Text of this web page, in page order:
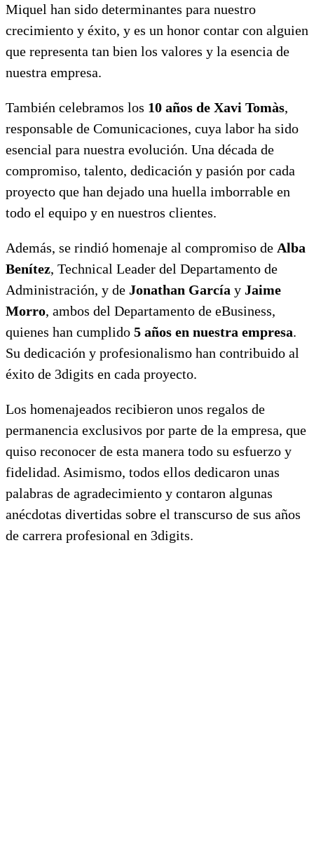
Miquel han sido determinantes para nuestro
crecimiento y éxito, y es un honor contar con alguien
que representa tan bien los valores y la esencia de
nuestra empresa.
También celebramos los 10 años de Xavi Tomàs,
responsable de Comunicaciones, cuya labor ha sido
esencial para nuestra evolución. Una década de
compromiso, talento, dedicación y pasión por cada
proyecto que han dejado una huella imborrable en
todo el equipo y en nuestros clientes.
Además, se rindió homenaje al compromiso de Alba
Benítez, Technical Leader del Departamento de
Administración, y de Jonathan García y Jaime
Morro, ambos del Departamento de eBusiness,
quienes han cumplido 5 años en nuestra empresa.
Su dedicación y profesionalismo han contribuido al
éxito de 3digits en cada proyecto.
Los homenajeados recibieron unos regalos de
permanencia exclusivos por parte de la empresa, que
quiso reconocer de esta manera todo su esfuerzo y
fidelidad. Asimismo, todos ellos dedicaron unas
palabras de agradecimiento y contaron algunas
anécdotas divertidas sobre el transcurso de sus años
de carrera profesional en 3digits.